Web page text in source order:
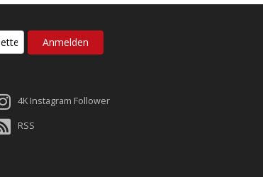
4K Instagram Follower
RSS